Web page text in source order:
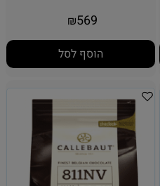
₪569
הוסף לסל